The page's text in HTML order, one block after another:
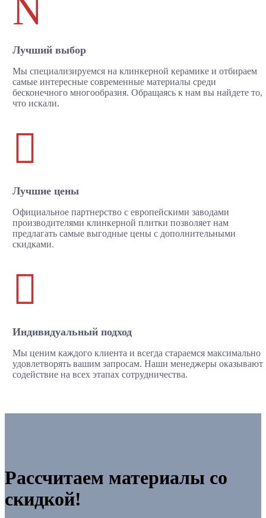
N
Лучший выбор
Мы специализируемся на клинкерной керамике и отбираем
самые интересные современные материалы среди
бесконечного многообразия. Обращаясь к нам вы найдете то,
что искали.

Лучшие цены
Официальное партнерство с европейскими заводами
производителями клинкерной плитки позволяет нам
предлагать самые выгодные цены с дополнительными
скидками.

Индивидуальный подход
Мы ценим каждого клиента и всегда стараемся максимально
удовлетворять вашим запросам. Наши менеджеры оказывают
содействие на всех этапах сотрудничества.
Рассчитаем материалы со
скидкой!